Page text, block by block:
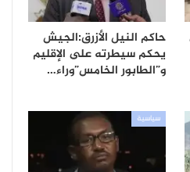
حاكم النيل الأزرق:الجيش
يحكم سيطرته على الإقليم
و”الطابور الخامس”وراء…
سياسية